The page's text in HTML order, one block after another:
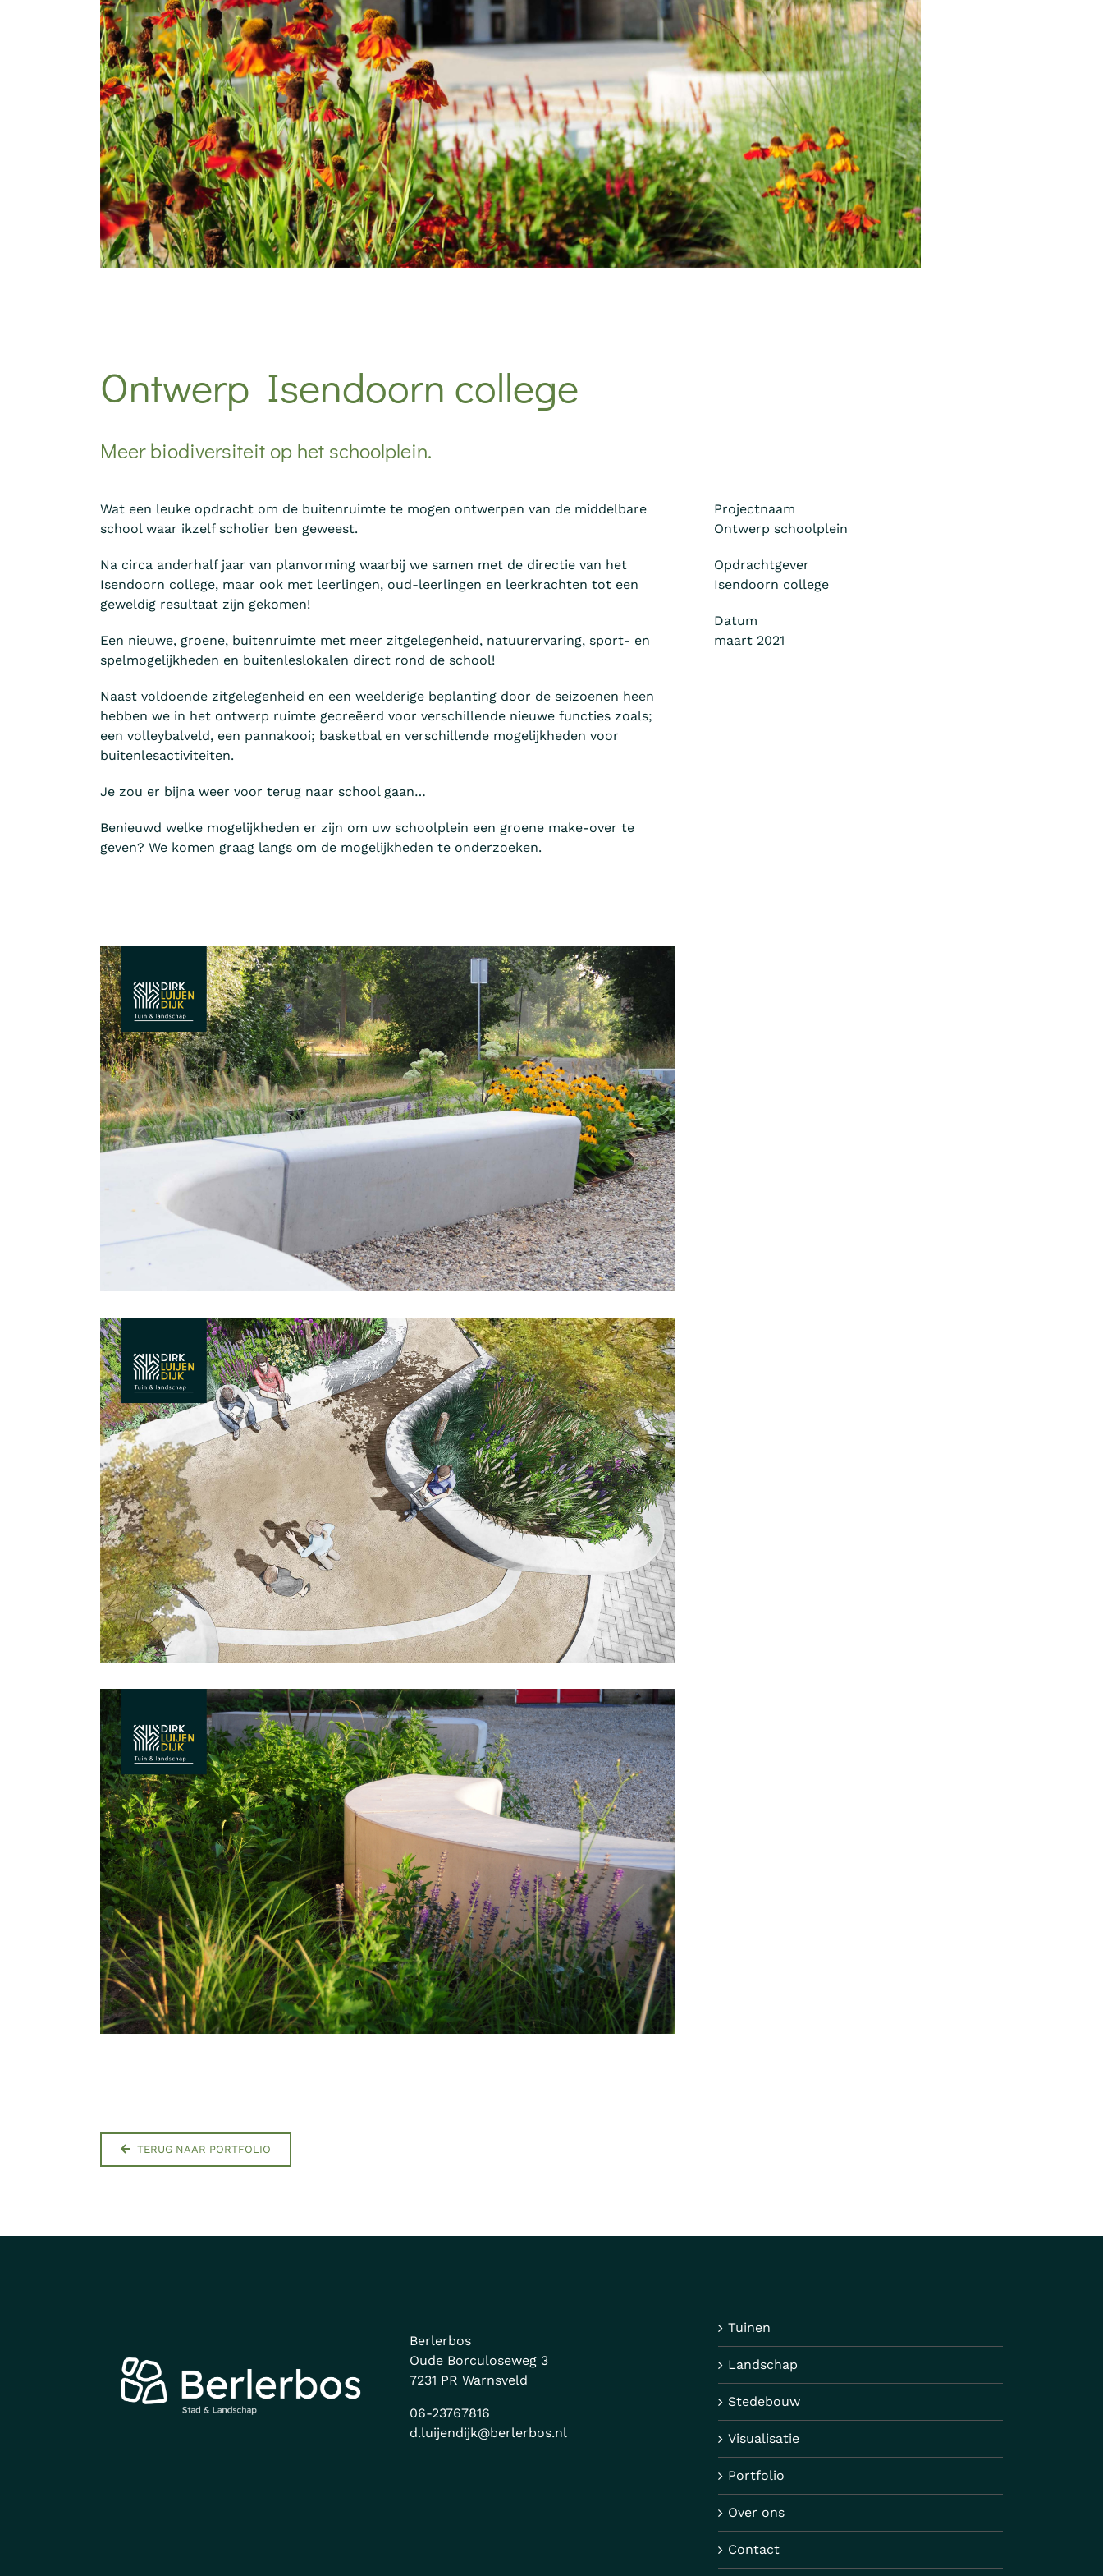
Ontwerp Isendoorn college
Meer biodiversiteit op het schoolplein.
Wat een leuke opdracht om de buitenruimte te mogen ontwerpen van de middelbare
school waar ikzelf scholier ben geweest.
Na circa anderhalf jaar van planvorming waarbij we samen met de directie van het
Isendoorn college, maar ook met leerlingen, oud-leerlingen en leerkrachten tot een
geweldig resultaat zijn gekomen!
Een nieuwe, groene, buitenruimte met meer zitgelegenheid, natuurervaring, sport- en
spelmogelijkheden en buitenleslokalen direct rond de school!
Naast voldoende zitgelegenheid en een weelderige beplanting door de seizoenen heen
hebben we in het ontwerp ruimte gecreëerd voor verschillende nieuwe functies zoals;
een volleybalveld, een pannakooi; basketbal en verschillende mogelijkheden voor
buitenlesactiviteiten.
Je zou er bijna weer voor terug naar school gaan…
Benieuwd welke mogelijkheden er zijn om uw schoolplein een groene make-over te
geven? We komen graag langs om de mogelijkheden te onderzoeken.
Projectnaam
Ontwerp schoolplein
Opdrachtgever
Isendoorn college
Datum
maart 2021
TERUG NAAR PORTFOLIO
Berlerbos
Oude Borculoseweg 3
7231 PR Warnsveld
06-23767816
d.luijendijk@berlerbos.nl
Tuinen
Landschap
Stedebouw
Visualisatie
Portfolio
Over ons
Contact